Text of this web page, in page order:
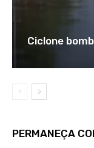
Ciclone
PERMANEÇA